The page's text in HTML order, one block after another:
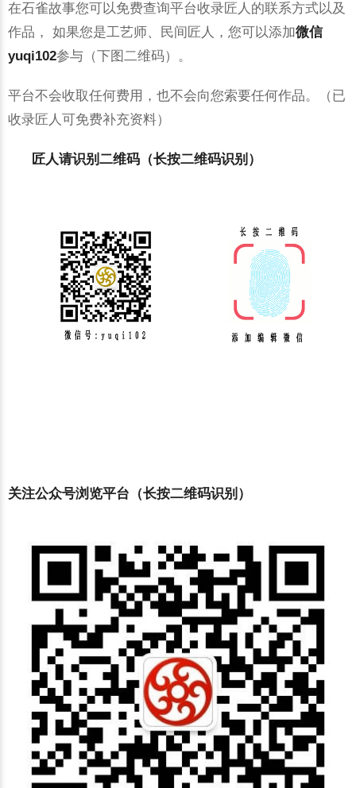
在石雀故事您可以免费查询平台收录匠人的联系方式以及
作品， 如果您是工艺师、民间匠人，您可以添加微信
yuqi102参与（下图二维码）。
平台不会收取任何费用，也不会向您索要任何作品。（已
收录匠人可免费补充资料）
匠人请识别二维码（长按二维码识别）
关注公众号浏览平台（长按二维码识别）